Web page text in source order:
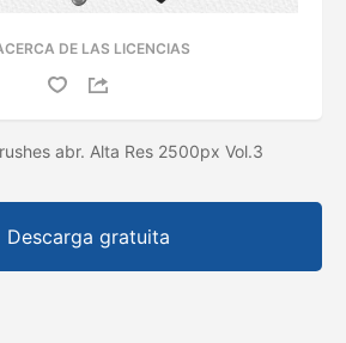
DE LAS LICENCIAS
abr. Alta Res 2500px Vol.3
Descarga gratuita